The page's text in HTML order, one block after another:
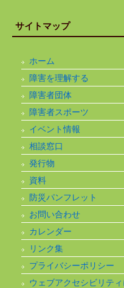
サイトマップ
ホーム
障害を理解する
障害者団体
障害者スポーツ
イベント情報
相談窓口
発行物
資料
防災パンフレット
お問い合わせ
カレンダー
リンク集
プライバシーポリシー
ウェブアクセシビリテ